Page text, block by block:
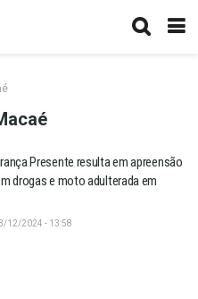
Presente resulta em apreensão
drogas e moto adulterada em
12/2024 - 13:58